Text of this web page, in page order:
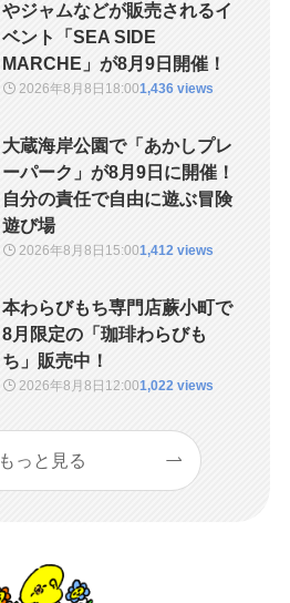
やジャムなどが販売されるイ
ベント「SEA SIDE
MARCHE」が8月9日開催！
2026年8月8日 18:001,436 views
大蔵海岸公園で「あかしプレ
ーパーク」が8月9日に開催！
自分の責任で自由に遊ぶ冒険
遊び場
2026年8月8日 15:001,412 views
本わらびもち専門店蕨小町で
8月限定の「珈琲わらびも
ち」販売中！
2026年8月8日 12:001,022 views
もっと見る